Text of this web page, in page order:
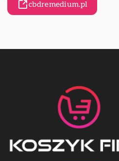
cbdremedium.pl